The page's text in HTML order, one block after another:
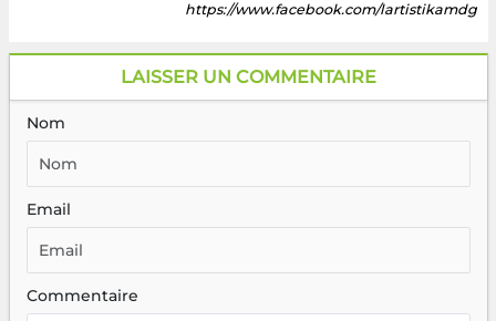
https://www.facebook.com/lartistikamdg
LAISSER UN COMMENTAIRE
Nom
Email
Commentaire